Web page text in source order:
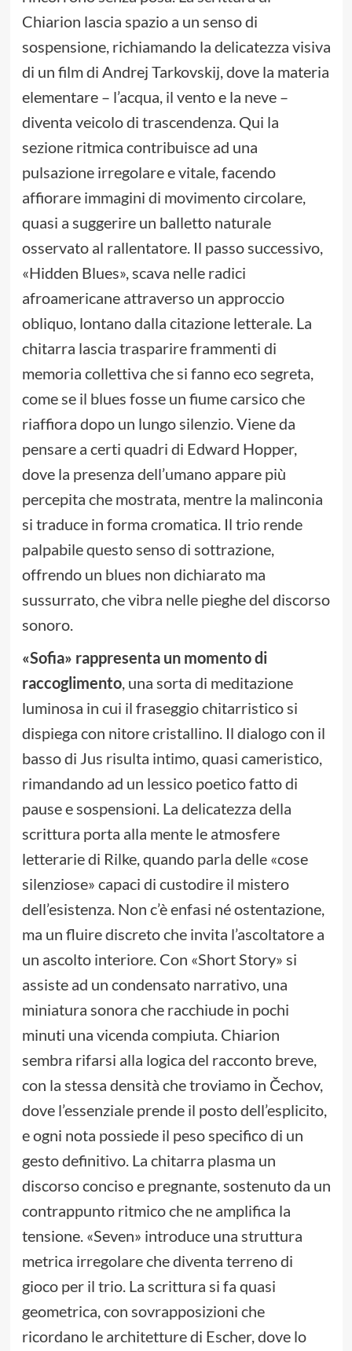
Chiarion lascia spazio a un senso di
sospensione, richiamando la delicatezza visiva
di un film di Andrej Tarkovskij, dove la materia
elementare – l’acqua, il vento e la neve –
diventa veicolo di trascendenza. Qui la
sezione ritmica contribuisce ad una
pulsazione irregolare e vitale, facendo
affiorare immagini di movimento circolare,
quasi a suggerire un balletto naturale
osservato al rallentatore. Il passo successivo,
«Hidden Blues», scava nelle radici
afroamericane attraverso un approccio
obliquo, lontano dalla citazione letterale. La
chitarra lascia trasparire frammenti di
memoria collettiva che si fanno eco segreta,
come se il blues fosse un fiume carsico che
riaffiora dopo un lungo silenzio. Viene da
pensare a certi quadri di Edward Hopper,
dove la presenza dell’umano appare più
percepita che mostrata, mentre la malinconia
si traduce in forma cromatica. Il trio rende
palpabile questo senso di sottrazione,
offrendo un blues non dichiarato ma
sussurrato, che vibra nelle pieghe del discorso
sonoro.
«Sofia» rappresenta un momento di
raccoglimento, una sorta di meditazione
luminosa in cui il fraseggio chitarristico si
dispiega con nitore cristallino. Il dialogo con il
basso di Jus risulta intimo, quasi cameristico,
rimandando ad un lessico poetico fatto di
pause e sospensioni. La delicatezza della
scrittura porta alla mente le atmosfere
letterarie di Rilke, quando parla delle «cose
silenziose» capaci di custodire il mistero
dell’esistenza. Non c’è enfasi né ostentazione,
ma un fluire discreto che invita l’ascoltatore a
un ascolto interiore. Con «Short Story» si
assiste ad un condensato narrativo, una
miniatura sonora che racchiude in pochi
minuti una vicenda compiuta. Chiarion
sembra rifarsi alla logica del racconto breve,
con la stessa densità che troviamo in Čechov,
dove l’essenziale prende il posto dell’esplicito,
e ogni nota possiede il peso specifico di un
gesto definitivo. La chitarra plasma un
discorso conciso e pregnante, sostenuto da un
contrappunto ritmico che ne amplifica la
tensione. «Seven» introduce una struttura
metrica irregolare che diventa terreno di
gioco per il trio. La scrittura si fa quasi
geometrica, con sovrapposizioni che
ricordano le architetture di Escher, dove lo